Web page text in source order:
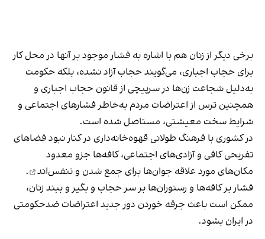
برخی دیگر از زنان هم با اشاره به فشار موجود بر آنها در محل کار
برای حجاب اجباری، می‌گویند حجاب آزاد نشده، بلکه حکومت
به‌دلیل شجاعت زن‌ها در سرپیچی از قانون حجاب اجباری و
همچنین ترس از اعتراضات مردم به‌خاطر فشارهای اجتماعی و
شرایط سخت معیشتی، مستاصل شده است.
در کشوری با فرهنگ طولانی قهوه‌‌خانه‌داری در کنار نبود فضاهای
تفریحی کافی و آزادی‌های اجتماعی، کافه‌ها جزو معدود
مکان‌های مورد علاقه جوان‌ها برای جمع شدن و تنفس‌اند
.
فشار بر کافه‌ها و رستوران‌ها بر سر حجاب و بگیر و ببند زنان،
ممکن است باعث جرقه خوردن دور جدید اعتراضات ضدحکومتی
در ایران بشود.